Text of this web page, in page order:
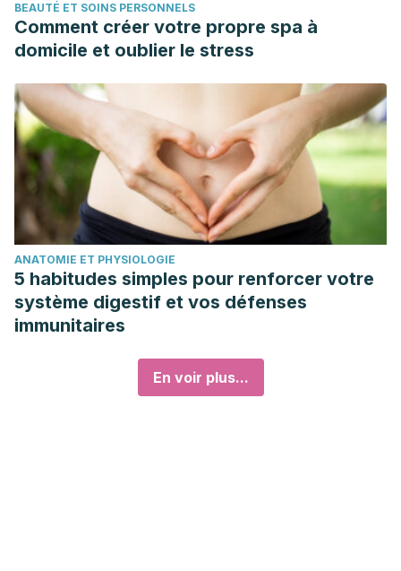
BEAUTÉ ET SOINS PERSONNELS
Comment créer votre propre spa à
domicile et oublier le stress
ANATOMIE ET PHYSIOLOGIE
5 habitudes simples pour renforcer votre
système digestif et vos défenses
immunitaires
En voir plus...